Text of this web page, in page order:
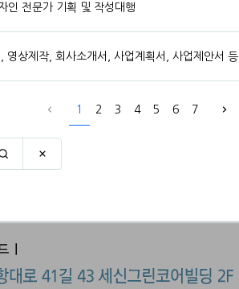
인 전문가 기획 및 작성대행
영상제작, 회사소개서, 사업계획서, 사업제안서 등
1 2 3 4 5 6 7